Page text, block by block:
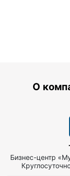
О
Бизнес-центр